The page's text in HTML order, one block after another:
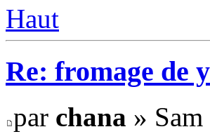
Haut
Re: fromage de
par chana »